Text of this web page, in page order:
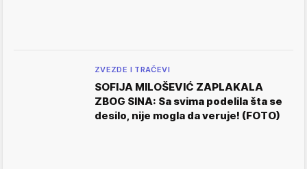
ZVEZDE I TRAČEVI
SOFIJA MILOŠEVIĆ ZAPLAKALA
ZBOG SINA: Sa svima podelila šta se
desilo, nije mogla da veruje! (FOTO)